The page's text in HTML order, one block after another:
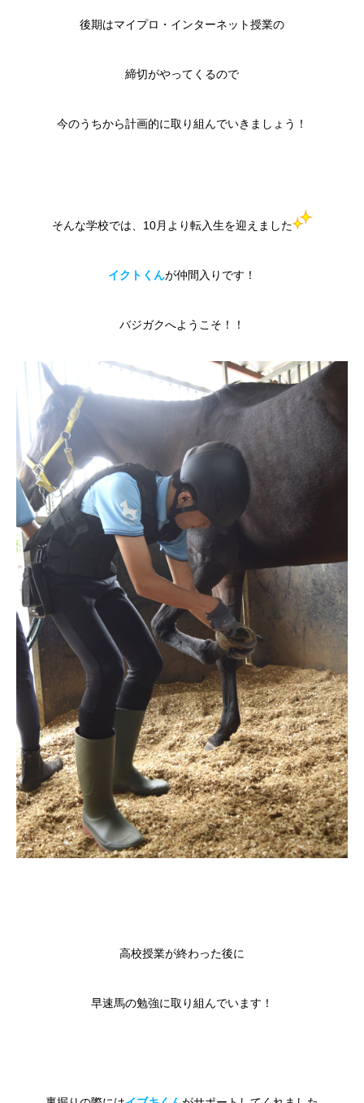
後期はマイプロ・インターネット授業の
締切がやってくるので
今のうちから計画的に取り組んでいきましょう！
そんな学校では、10月より転入生を迎えました
イクトくんが仲間入りです！
バジガクへようこそ！！
高校授業が終わった後に
早速馬の勉強に取り組んでいます！